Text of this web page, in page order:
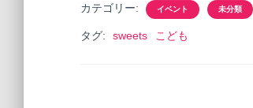
カテゴリー: イベント 未分類
タグ: sweets こども